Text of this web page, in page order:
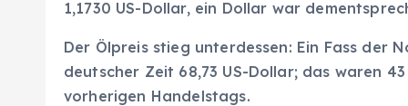
1,1730 US-Dollar, ein Dollar war
Der Ölpreis stieg unterdessen: Ein Fass der
deutscher Zeit 68,73 US-Dollar; das waren
vorherigen Handelstags.